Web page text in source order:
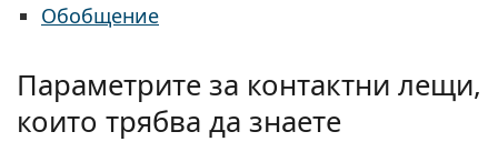
Обобщение
Параметрите за контактни лещи,
които трябва да знаете